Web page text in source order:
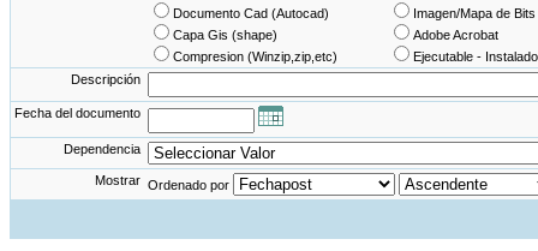
Documento Cad (Autocad)
Imagen/Mapa de Bits
Capa Gis (shape)
Adobe Acrobat
Compresion (Winzip,zip,etc)
Ejecutable -
Descripción
Fecha del documento
Dependencia
Mostrar Ordenado por